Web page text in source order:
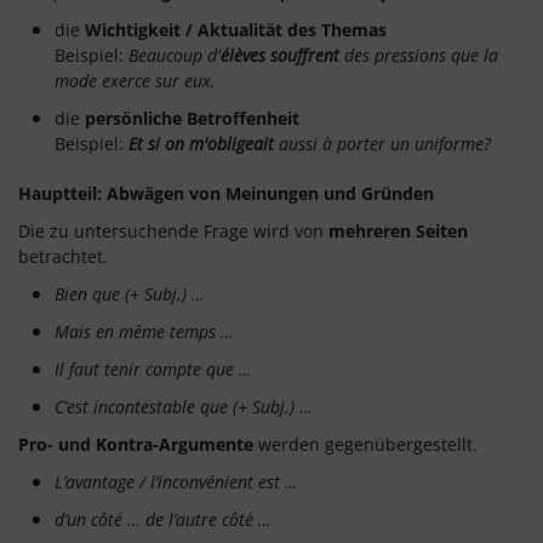
die Wichtigkeit / Aktualität des Themas
Beispiel: Beaucoup d'élèves souffrentdes pressions que la
mode exerce sur eux.
die persönliche Betroffenheit
Beispiel: Et si on m'obligeait aussi à porter un uniforme?
Hauptteil: Abwägen von Meinungen und Gründen
Die zu untersuchende Frage wird von mehreren Seiten
betrachtet.
Bien que (+ Subj.) …
Mais en même temps …
Il faut tenir compte que …
C’est incontestable que (+ Subj.) …
Pro- und Kontra-Argumente werden gegenübergestellt.
L’avantage / l’inconvénient est …
d’un côté … de l’autre côté …